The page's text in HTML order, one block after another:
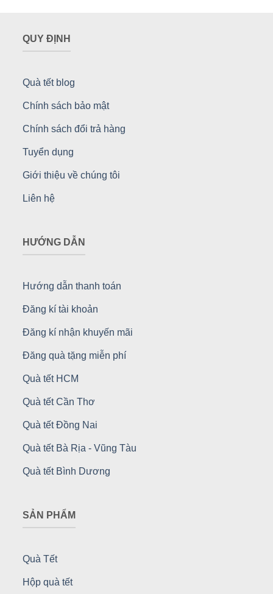
QUY ĐỊNH
Quà tết blog
Chính sách bảo mật
Chính sách đổi trả hàng
Tuyển dụng
Giới thiệu về chúng tôi
Liên hệ
HƯỚNG DẪN
Hướng dẫn thanh toán
Đăng kí tài khoản
Đăng kí nhận khuyến mãi
Đăng quà tặng miễn phí
Quà tết HCM
Quà tết Cần Thơ
Quà tết Đồng Nai
Quà tết Bà Rịa - Vũng Tàu
Quà tết Bình Dương
SẢN PHẨM
Quà Tết
Hộp quà tết